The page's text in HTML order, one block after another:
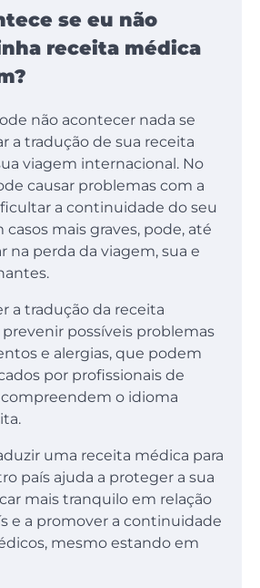
se eu não
receita médica
não acontecer nada se
a tradução de sua receita
viagem internacional. No
causar problemas com a
a continuidade do seu
mais graves, pode, até
na perda da viagem, sua e
a tradução da receita
possíveis problemas
e alergias, que podem
por profissionais de
o idioma
uma receita médica para
país ajuda a proteger a sua
mais tranquilo em relação
e a promover a continuidade
mesmo estando em